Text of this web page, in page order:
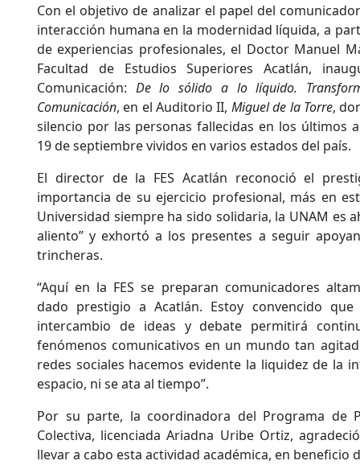
Con el objetivo de analizar el papel del
interacción humana en la modernidad líquida, a
de experiencias profesionales, el Doctor Manuel
Facultad de Estudios Superiores Acatlán,
Comunicación: De lo sólido a lo líquido.
Comunicación, en el Auditorio II, Miguel de la Torre,
silencio por las personas fallecidas en los últimos
19 de septiembre vividos en varios estados del país.
El director de la FES Acatlán reconoció el
importancia de su ejercicio profesional, más en
Universidad siempre ha sido solidaria, la UNAM es
aliento” y exhortó a los presentes a seguir
trincheras.
“Aquí en la FES se preparan comunicadores
dado prestigio a Acatlán. Estoy convencido
intercambio de ideas y debate permitirá
fenómenos comunicativos en un mundo tan
redes sociales hacemos evidente la liquidez de la
espacio, ni se ata al tiempo”.
Por su parte, la coordinadora del Programa de
Colectiva, licenciada Ariadna Uribe Ortiz,
llevar a cabo esta actividad académica, en beneficio